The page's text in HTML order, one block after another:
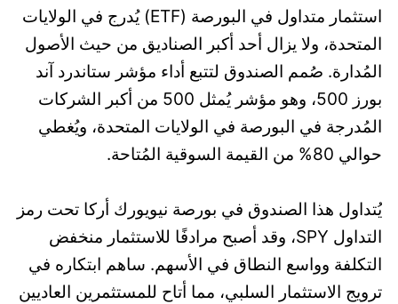
استثمار متداول في البورصة (ETF) يُدرج في الولايات
المتحدة، ولا يزال أحد أكبر الصناديق من حيث الأصول
المُدارة. صُمم الصندوق لتتبع أداء مؤشر ستاندرد آند
بورز 500، وهو مؤشر يُمثل 500 من أكبر الشركات
المُدرجة في البورصة في الولايات المتحدة، ويُغطي
حوالي 80% من القيمة السوقية المُتاحة.
يُتداول هذا الصندوق في بورصة نيويورك أركا تحت رمز
التداول SPY، وقد أصبح مرادفًا للاستثمار منخفض
التكلفة وواسع النطاق في الأسهم. ساهم ابتكاره في
ترويج الاستثمار السلبي، مما أتاح للمستثمرين العاديين